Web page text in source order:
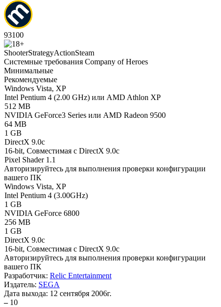
93100
ShooterStrategyActionSteam
Системные требования Company of Heroes
Минимальные
Рекомендуемые
Windows Vista, XP
Intel Pentium 4 (2.00 GHz) или AMD Athlon XP
512 MB
NVIDIA GeForce3 Series или AMD Radeon 9500
64 MB
1 GB
DirectX 9.0c
16-bit, Совместимая с DirectX 9.0c
Pixel Shader 1.1
Авторизируйтесь для выполнения проверки конфигурации
вашего ПК
Windows Vista, XP
Intel Pentium 4 (3.00GHz)
1 GB
NVIDIA GeForce 6800
256 MB
1 GB
DirectX 9.0c
16-bit, Совместимая с DirectX 9.0c
Авторизируйтесь для выполнения проверки конфигурации
вашего ПК
Разработчик: Relic Entertainment
Издатель: SEGA
Дата выхода: 12 сентября 2006г.
– 10